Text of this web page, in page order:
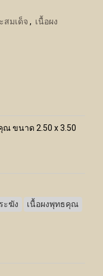
สมเด็จ , เนื้อผง
ขนาด 2.50 x 3.50
ะฆัง เนื้อผงพุทธคุณ